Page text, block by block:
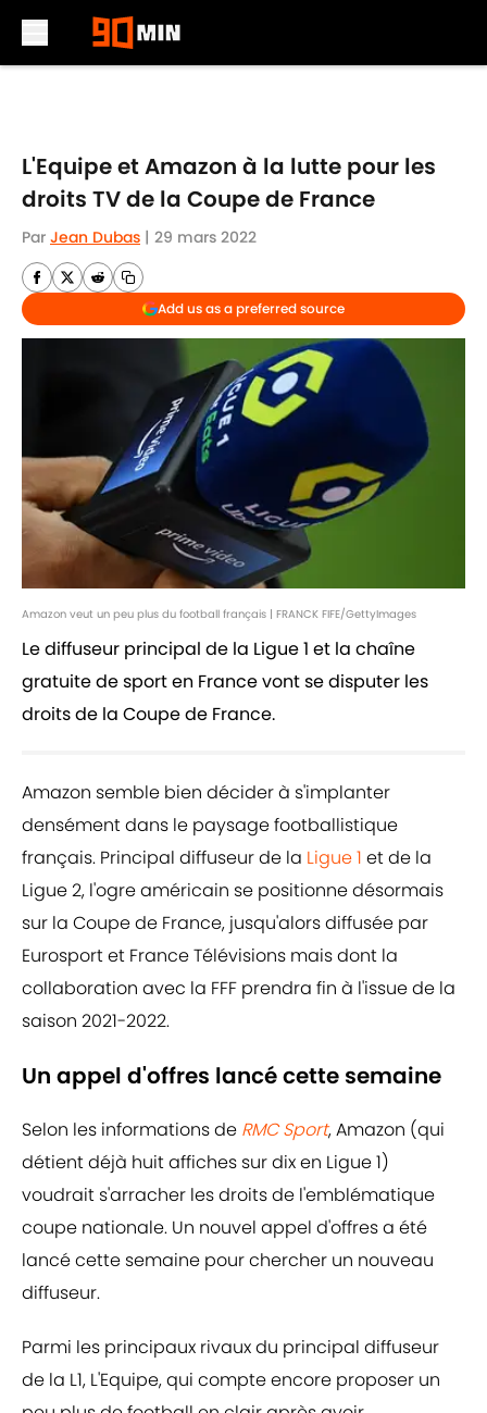
L'Equipe et Amazon à la lutte pour les
droits TV de la Coupe de France
Par Jean Dubas | 29 mars 2022
Add us as a preferred source
Amazon veut un peu plus du football français | FRANCK FIFE/GettyImages
Le diffuseur principal de la Ligue 1 et la chaîne
gratuite de sport en France vont se disputer les
droits de la Coupe de France.
Amazon semble bien décider à s'implanter
densément dans le paysage footballistique
français. Principal diffuseur de la Ligue 1 et de la
Ligue 2, l'ogre américain se positionne désormais
sur la Coupe de France, jusqu'alors diffusée par
Eurosport et France Télévisions mais dont la
collaboration avec la FFF prendra fin à l'issue de la
saison 2021-2022.
Un appel d'offres lancé cette semaine
Selon les informations de RMC Sport, Amazon (qui
détient déjà huit affiches sur dix en Ligue 1)
voudrait s'arracher les droits de l'emblématique
coupe nationale. Un nouvel appel d'offres a été
lancé cette semaine pour chercher un nouveau
diffuseur.
Parmi les principaux rivaux du principal diffuseur
de la L1, L'Equipe, qui compte encore proposer un